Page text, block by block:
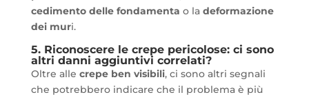
cedimento delle fondamenta o la deformazione
dei muri.
5. Riconoscere le crepe pericolose: ci sono
altri danni aggiuntivi correlati?
Oltre alle crepe ben visibili, ci sono altri segnali
che potrebbero indicare che il problema è più